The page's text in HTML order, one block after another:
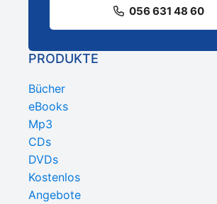
056 631 48 60
PRODUKTE
Bücher
eBooks
Mp3
CDs
DVDs
Kostenlos
Angebote